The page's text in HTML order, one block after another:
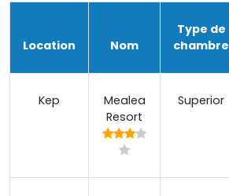
Location Nom
Type de
chambre
Kep
Mealea
Resort
Superior